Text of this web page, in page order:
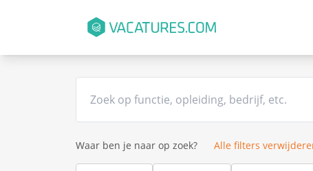
Waar ben je naar op zoek? Alle filters